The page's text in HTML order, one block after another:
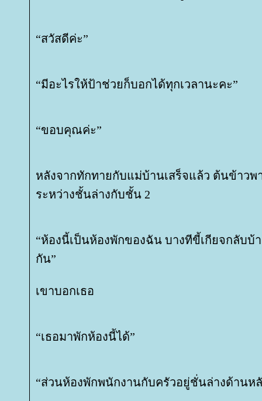
“สวัสดีค่ะ”
“มีอะไรให้ป้าช่วยก็บอกได้ทุกเวลานะคะ”
“ขอบคุณค่ะ”
หลังจากทักทายกับแม่บ้านเสร็จแล้ว ต้นข้าว
ระหว่างชั้นล่างกับชั้น 2
“ห้องนี้เป็นห้องพักของฉัน บางทีขี้เกียจกลับ
กัน”
เขาบอกเธอ
“เธอมาพักห้องนี้ได้”
“ส่วนห้องพักพนักงานกับครัวอยู่ชั่นล่างด้านห